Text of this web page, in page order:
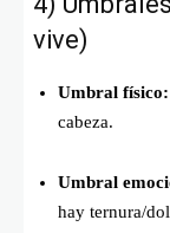
vive)
Umbral físico:
cabeza.
Umbral
hay ternura/